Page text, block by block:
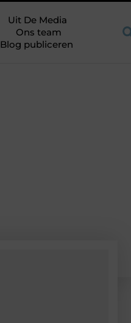
Uit De Media
Ons team
Blog publiceren